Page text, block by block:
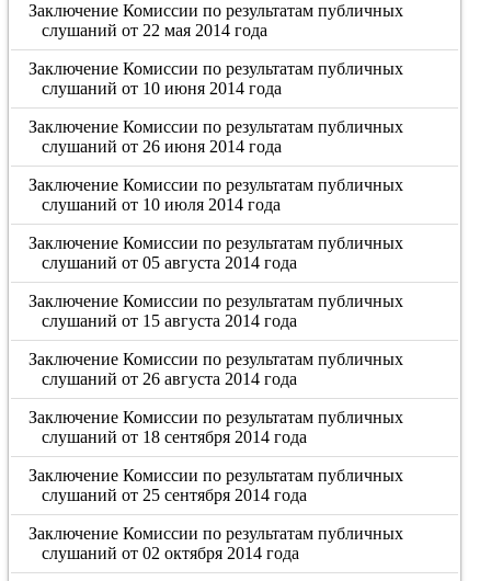
Заключение Комиссии по результатам публичных
слушаний от 22 мая 2014 года
Заключение Комиссии по результатам публичных
слушаний от 10 июня 2014 года
Заключение Комиссии по результатам публичных
слушаний от 26 июня 2014 года
Заключение Комиссии по результатам публичных
слушаний от 10 июля 2014 года
Заключение Комиссии по результатам публичных
слушаний от 05 августа 2014 года
Заключение Комиссии по результатам публичных
слушаний от 15 августа 2014 года
Заключение Комиссии по результатам публичных
слушаний от 26 августа 2014 года
Заключение Комиссии по результатам публичных
слушаний от 18 сентября 2014 года
Заключение Комиссии по результатам публичных
слушаний от 25 сентября 2014 года
Заключение Комиссии по результатам публичных
слушаний от 02 октября 2014 года